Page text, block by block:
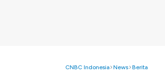
CNBC Indonesia News Berita